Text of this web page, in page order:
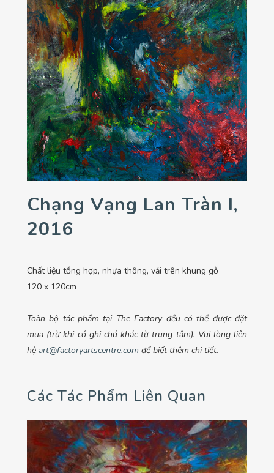
Chạng Vạng Lan Tràn I,
2016
Chất liệu tổng hợp, nhựa thông, vải trên khung gỗ
120 x 120cm
Toàn bộ tác phẩm tại The Factory đều có thể được đặt
mua (trừ khi có ghi chú khác từ trung tâm). Vui lòng liên
hệ art@factoryartscentre.com để biết thêm chi tiết.
Các Tác Phẩm Liên Quan